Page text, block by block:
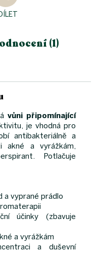
(1)
vůni připomínající
je vhodná pro
antibakteriálně a
akné a vyrážkám,
Potlačuje
a vyprané prádlo
účinky (zbavuje
a vyrážkám
a duševní